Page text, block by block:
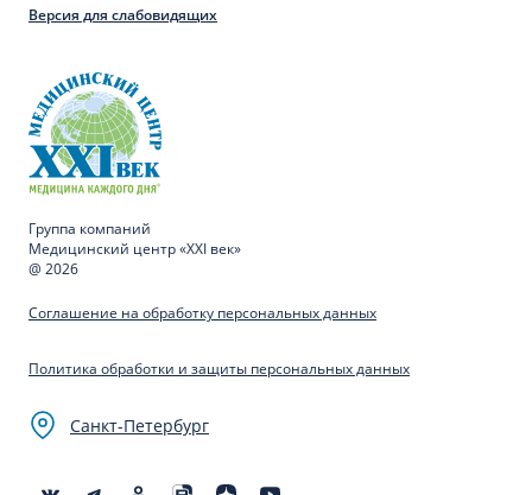
Версия для слабовидящих
Группа компаний
Медицинский центр «XXI век»
@ 2026
Соглашение на обработку персональных данных
Политика обработки и защиты персональных данных
Санкт-Петербург